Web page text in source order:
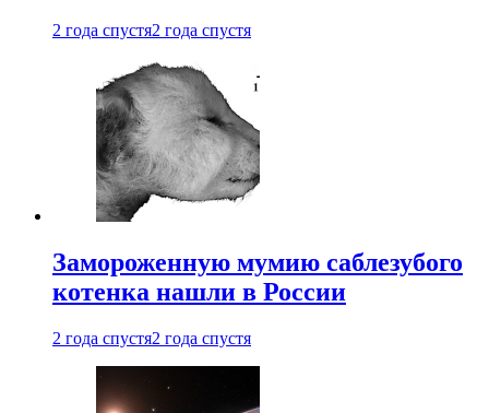
2 года спустя2 года спустя
Замороженную мумию саблезубого
котенка нашли в России
2 года спустя2 года спустя